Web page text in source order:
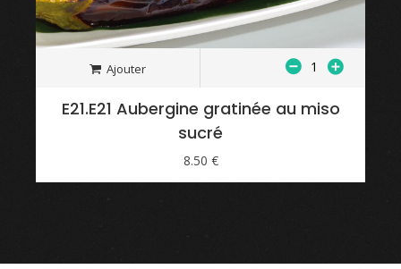
Ajouter
E21.E21 Aubergine gratinée au miso
sucré
8.50 €